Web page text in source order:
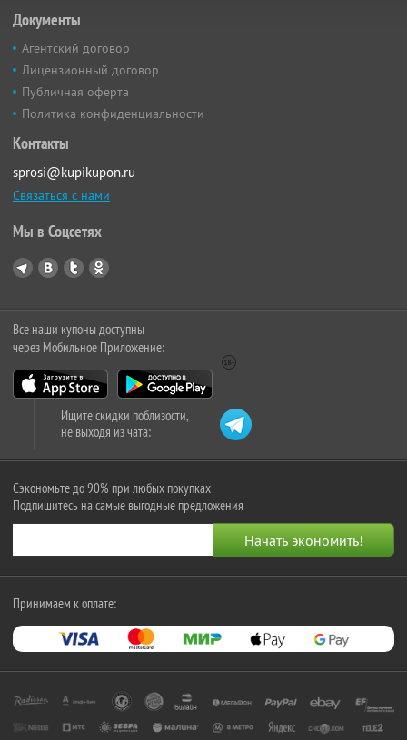
Документы
Агентский договор
Лицензионный договор
Публичная оферта
Политика конфиденциальности
Контакты
sprosi@kupikupon.ru
Связаться с нами
Мы в Соцсетях
Все наши купоны доступны
через Мобильное Приложение:
Ищите скидки поблизости,
не выходя из чата:
Сэкономьте до 90% при любых покупках
Подпишитесь на самые выгодные предложения
Принимаем к оплате: